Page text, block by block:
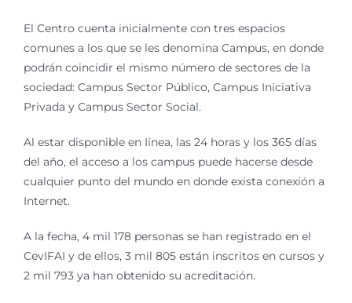
El Centro cuenta inicialmente con tres espacios
comunes a los que se les denomina Campus, en donde
podrán coincidir el mismo número de sectores de la
sociedad: Campus Sector Público, Campus Iniciativa
Privada y Campus Sector Social.
Al estar disponible en Iínea, las 24 horas y los 365 días
del año, el acceso a los campus puede hacerse desde
cualquier punto del mundo en donde exista conexión a
Internet.
A la fecha, 4 mil 178 personas se han registrado en el
CevIFAI y de ellos, 3 mil 805 están inscritos en cursos y
2 mil 793 ya han obtenido su acreditación.